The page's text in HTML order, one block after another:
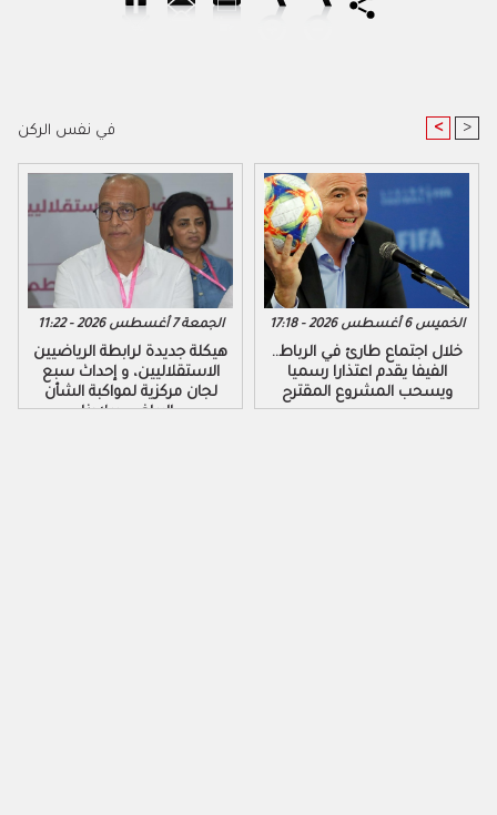
في نفس الركن < >
الجمعة 7 أغسطس 2026 - 11:22
هيكلة جديدة لرابطة الرياضيين
الاستقلاليين، و إحداث سبع
لجان مركزية لمواكبة الشأن
الرياضي ببلادنا..
الخميس 6 أغسطس 2026 - 17:18
خلال اجتماع طارئ في الرباط..
الفيفا يقدم اعتذارا رسميا
ويسحب المشروع المقترح